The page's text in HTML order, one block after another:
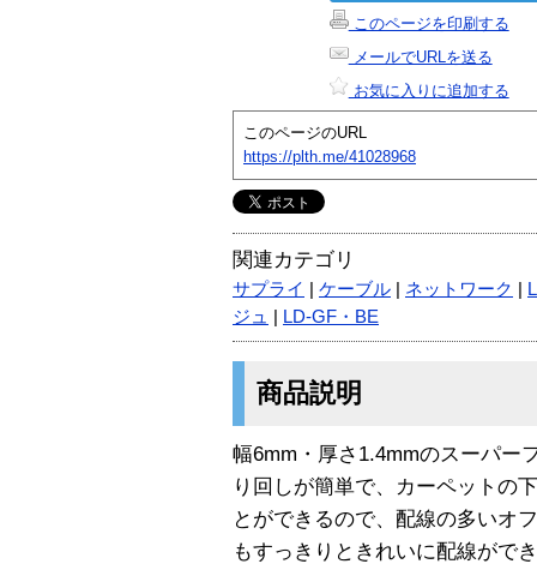
このページを印刷する
メールでURLを送る
お気に入りに追加する
このページのURL
https://plth.me/41028968
関連カテゴリ
サプライ ケーブル ネットワーク
ジュ
LD-GF・BE
商品説明
幅6mm・厚さ1.4mmのスーパー
り回しが簡単で、カーペットの
とができるので、配線の多いオ
もすっきりときれいに配線がで